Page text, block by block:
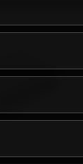
de casque